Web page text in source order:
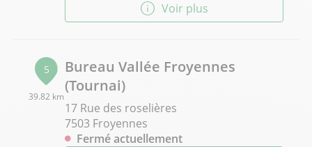
Voir plus
5
39.82 km
Bureau Vallée Froyennes
(Tournai)
17 Rue des roselières
7503 Froyennes
Fermé actuellement